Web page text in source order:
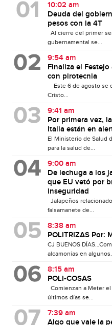
10:02 am
Deuda del
pesos con la 4T
Al cierre del primer
gubernamental se...
9:54 am
Finaliza el
con pirotecnia
Este 6 de agosto se
Cristo...
9:41 am
Por primera vez,
Italia están en
El Ministerio de Salud
para la salud de...
9:00 am
De lechuga a los
que EU vetó por
inseguridad
Jalapeños
falsamanete de...
8:38 am
POLITRIZAS Por:
CJ BUENOS
alcamonías en
8:15 am
POLI-COSAS
Comienzan a Meter
últimos días se...
7:39 am
Algo que vale la